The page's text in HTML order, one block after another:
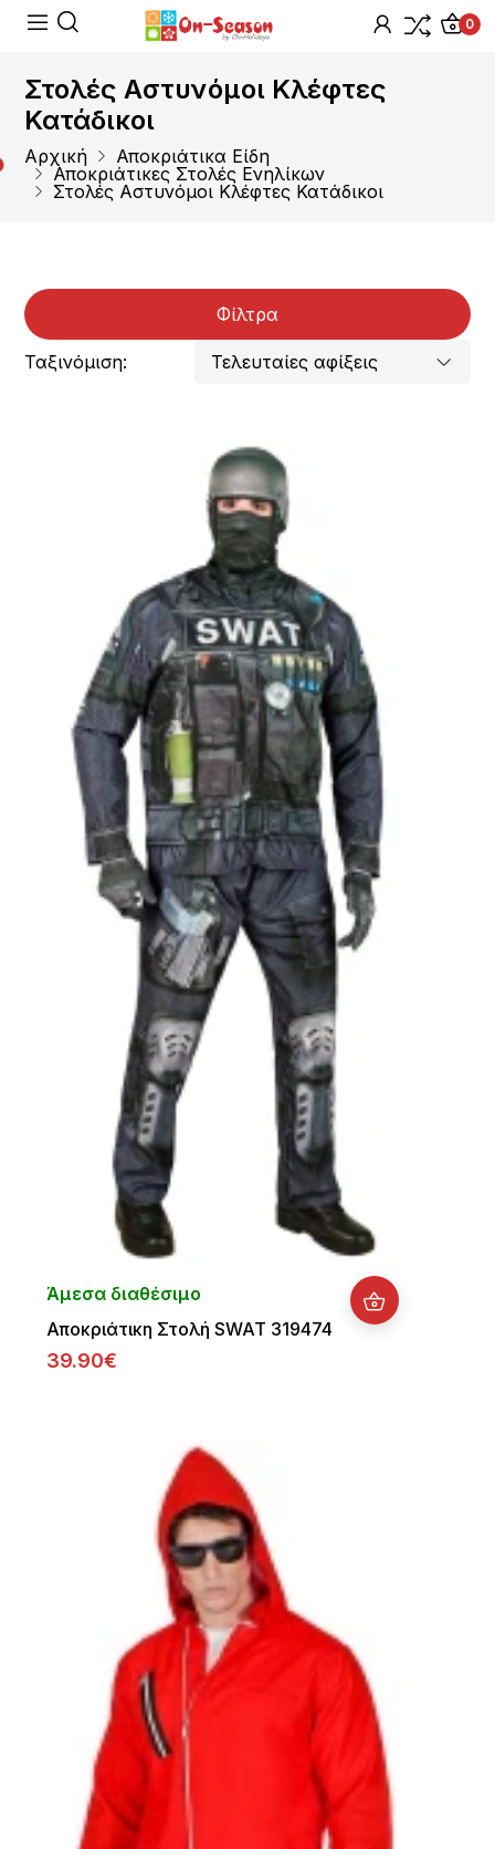
0
Στολές Αστυνόμοι Κλέφτες
Κατάδικοι
Αρχική
Αποκριάτικα Είδη
Αποκριάτικες Στολές Ενηλίκων
Στολές Αστυνόμοι Κλέφτες Κατάδικοι
Φίλτρα
Ταξινόμιση:
Άμεσα διαθέσιμο
Αποκριάτικη Στολή SWAT 319474
39.90€